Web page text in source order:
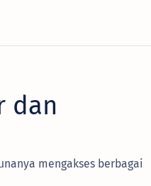
dan
mengakses berbagai